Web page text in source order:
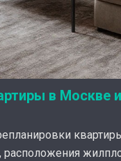
в Москве
расположения